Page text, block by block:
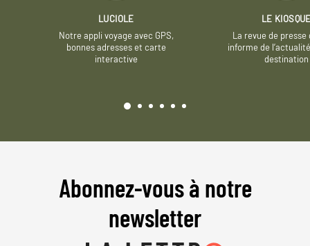
LUCIOLE
Notre appli voyage avec GPS,
bonnes adresses et carte
interactive
LE
La revue de presse
informe de
destination
Abonnez-vous à notre
newsletter